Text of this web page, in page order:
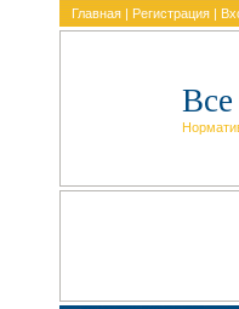
Главная | Регистрация |